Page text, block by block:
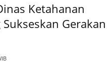
Ketahanan
Gerakan